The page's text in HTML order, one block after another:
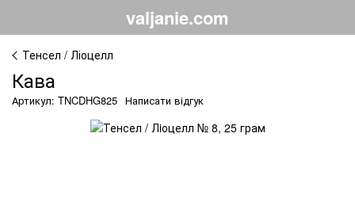
valjanie.com
Тенсел / Ліоцелл
Кава
Артикул: TNCDHG825 Написати відгук